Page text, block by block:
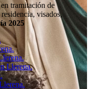
tramitación de
visados,
2025
Llerena.